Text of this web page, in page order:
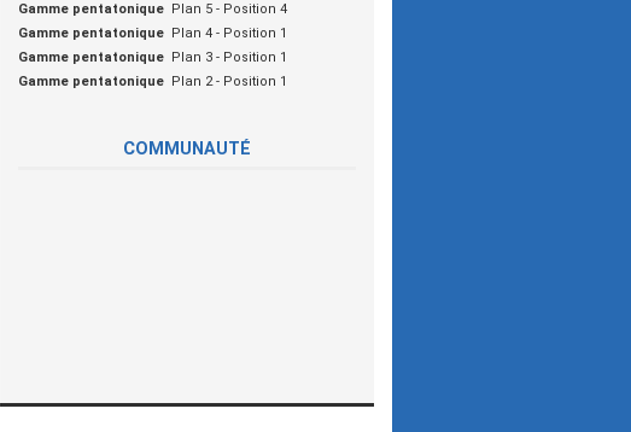
Gamme pentatonique Plan 5 - Position 4
Gamme pentatonique Plan 4 - Position 1
Gamme pentatonique Plan 3 - Position 1
Gamme pentatonique Plan 2 - Position 1
COMMUNAUTÉ